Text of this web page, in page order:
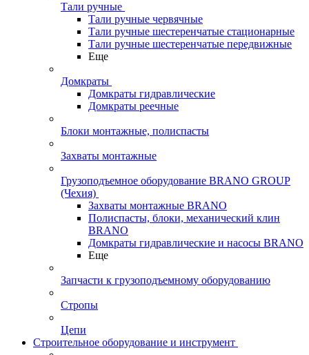
Тали ручные
Тали ручные червячные
Тали ручные шестеренчатые стационарные
Тали ручные шестеренчатые передвижные
Еще
Домкраты
Домкраты гидравлические
Домкраты реечные
Блоки монтажные, полиспасты
Захваты монтажные
Грузоподъемное оборудование BRANO GROUP
(Чехия)
Захваты монтажные BRANO
Полиспасты, блоки, механический клин
BRANO
Домкраты гидравлические и насосы BRANO
Еще
Запчасти к грузоподъемному оборудованию
Стропы
Цепи
Строительное оборудование и инструмент